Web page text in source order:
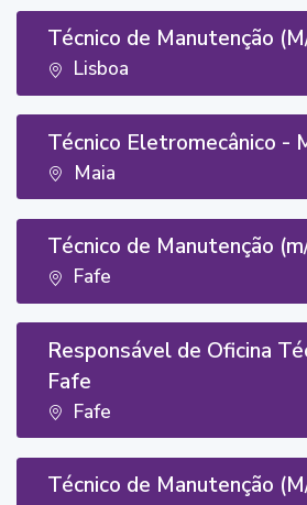
Técnico de Manutenção
Lisboa
Técnico Eletromecânico -
Maia
Técnico de Manutenção
Fafe
Responsável de Oficina
Fafe
Fafe
Técnico de Manutenção